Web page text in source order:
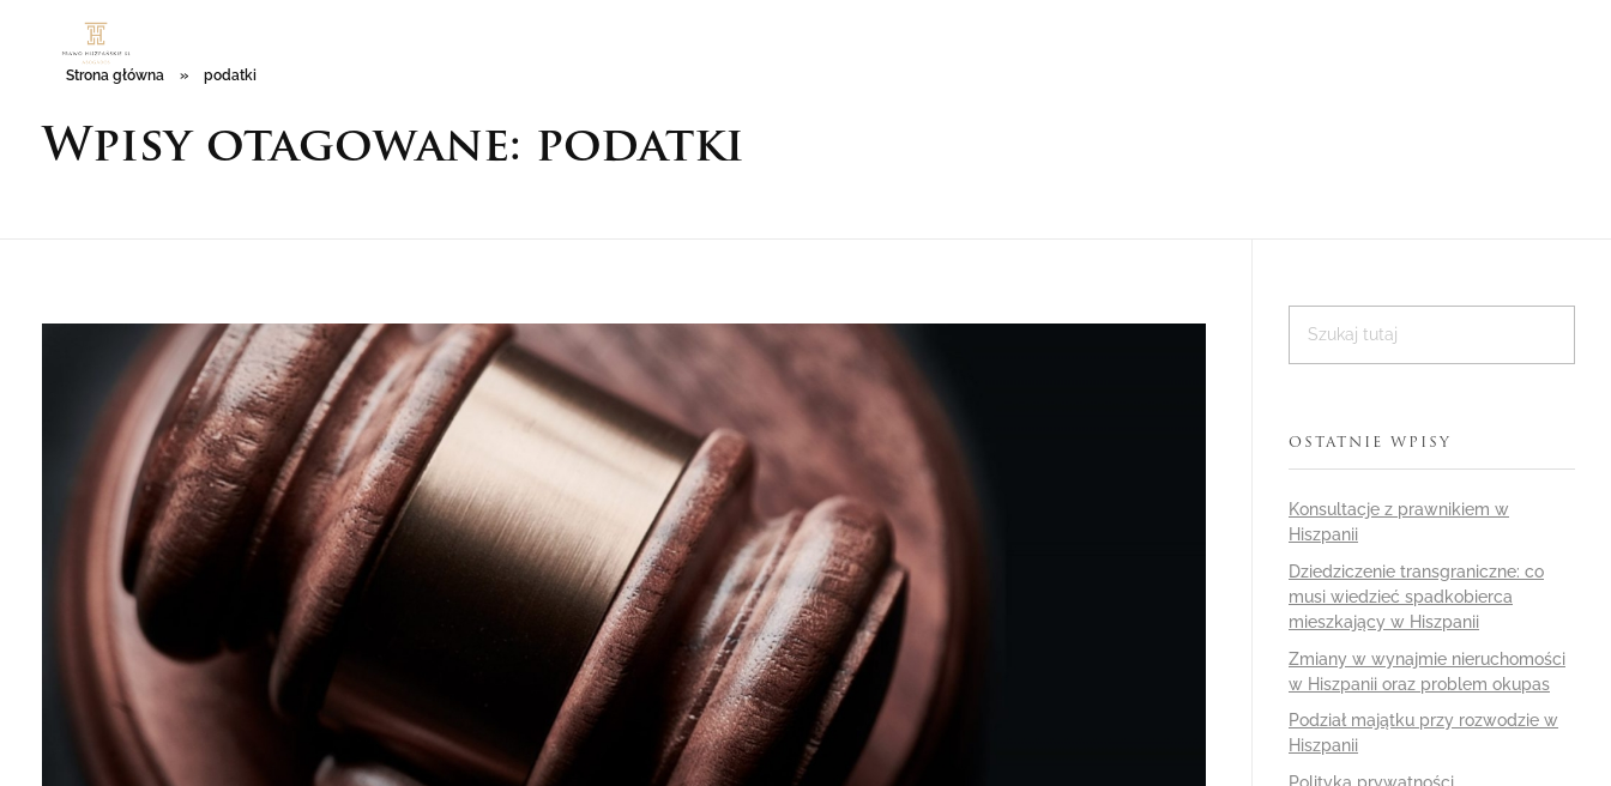
Strona główna » podatki
Wpisy otagowane: podatki
OSTATNIE WPISY
Konsultacje z prawnikiem w
Hiszpanii
Dziedziczenie transgraniczne: co
musi wiedzieć spadkobierca
mieszkający w Hiszpanii
Zmiany w wynajmie nieruchomości
w Hiszpanii oraz problem okupas
Podział majątku przy rozwodzie w
Hiszpanii